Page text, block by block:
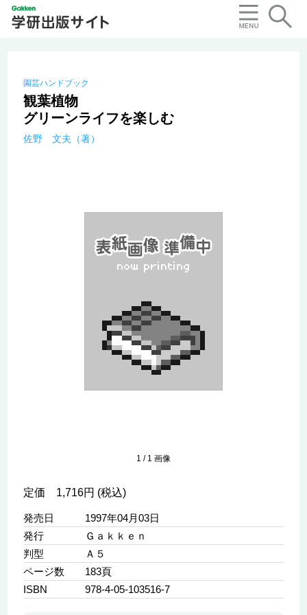
園芸ハンドブック
観葉植物
グリーンライフを楽しむ
佐野 文夫（著）
1 / 1 画像
定価 1,716円 (税込)
発売日
1997年04月03日
発行
Ｇａｋｋｅｎ
判型
Ａ５
ページ数
183頁
ISBN
978-4-05-103516-7